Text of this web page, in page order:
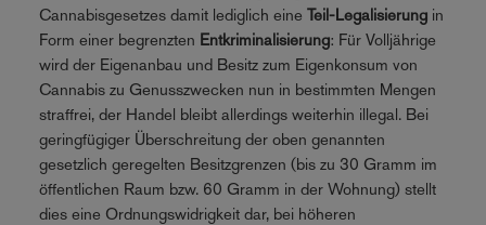
Cannabisgesetzes damit lediglich eine Teil-Legalisierungin
Form einer begrenzten Entkriminalisierung: Für Volljährige
wird der Eigenanbau und Besitz zum Eigenkonsum von
Cannabis zu Genusszwecken nun in bestimmten Mengen
straffrei, der Handel bleibt allerdings weiterhin illegal. Bei
geringfügiger Überschreitung der oben genannten
gesetzlich geregelten Besitzgrenzen (bis zu 30 Gramm im
öffentlichen Raum bzw. 60 Gramm in der Wohnung) stellt
dies eine Ordnungswidrigkeit dar, bei höheren